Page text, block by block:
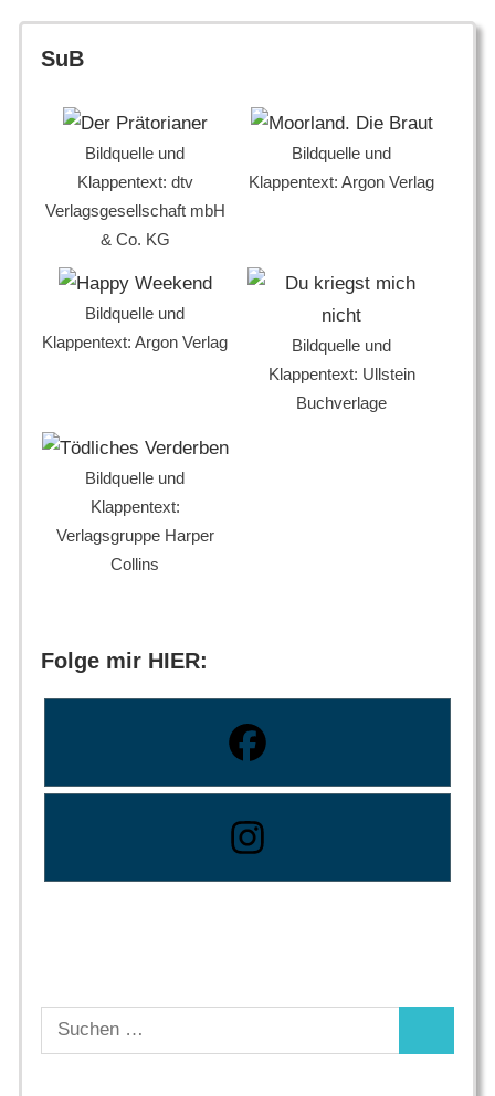
SuB
Bildquelle und
Klappentext: dtv
Verlagsgesellschaft mbH
& Co. KG
Bildquelle und
Klappentext: Argon Verlag
Bildquelle und
Klappentext: Argon Verlag
Bildquelle und
Klappentext: Ullstein
Buchverlage
Bildquelle und
Klappentext:
Verlagsgruppe Harper
Collins
Folge mir HIER:
Suchen
nach: